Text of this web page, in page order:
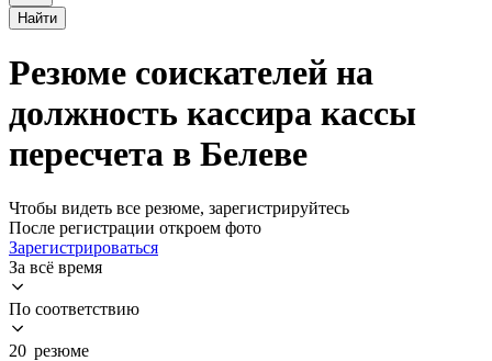
Найти
Резюме соискателей на
должность кассира кассы
пересчета в Белеве
Чтобы видеть все резюме, зарегистрируйтесь
После регистрации откроем фото
Зарегистрироваться
За всё время
По соответствию
20 резюме